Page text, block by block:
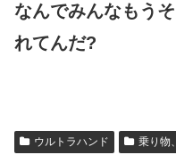
なんでみんなもう
れてんだ?
ウルトラハンド 乗り物